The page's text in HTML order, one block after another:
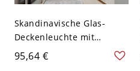
Skandinavische Glas-
Deckenleuchte mit
Holzsockel für Flur und
Schlafzimmer - Orange
95,64 €